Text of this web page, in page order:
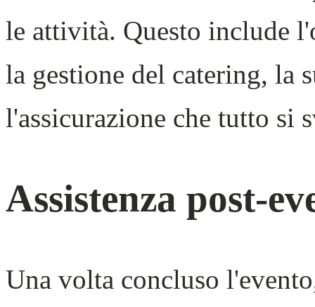
le attività. Questo include
la gestione del catering, la
l'assicurazione che tutto si
Assistenza post-
Una volta concluso